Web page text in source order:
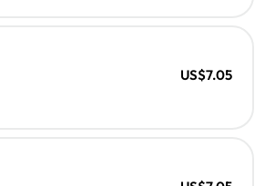
US$7.05